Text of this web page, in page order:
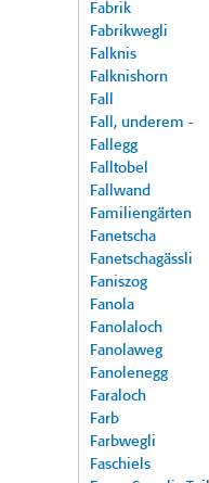
Fabrik
Fabrikwegli
Falknis
Falknishorn
Fall
Fall, underem -
Fallegg
Falltobel
Fallwand
Familiengärten
Fanetscha
Fanetschagässli
Faniszog
Fanola
Fanolaloch
Fanolaweg
Fanolenegg
Faraloch
Farb
Farbwegli
Faschiels